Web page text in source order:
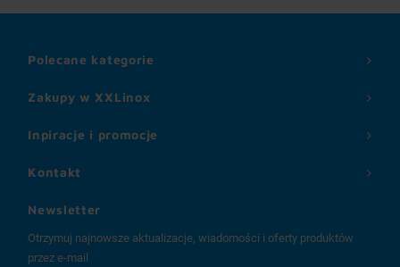
Zakupy w XXLinox
Inpiracje i promocje
Polecane kategorie
Kontakt
Newsletter
Otrzymuj najnowsze aktualizacje, wiadomości i oferty produktów
przez e-mail